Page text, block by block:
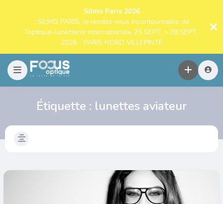
Silmo Paris 2026
: SILMO PARIS, le rendez-vous incontournable de
l’optique-lunetterie internationale 25 SEPT. > 28 SEPT.
2026 - PARIS NORD VILLEPINTE
Étiquette : lunettes aviateur